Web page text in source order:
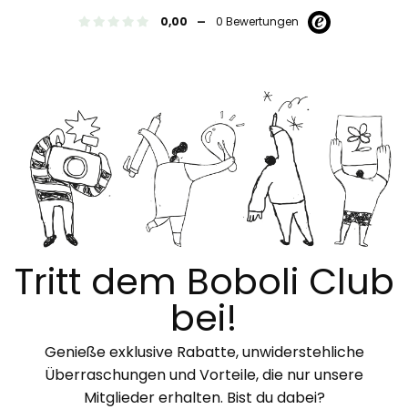
0,00 - 0 Bewertungen
Tritt dem Boboli Club
bei!
Genieße exklusive Rabatte, unwiderstehliche
Überraschungen und Vorteile, die nur unsere
Mitglieder erhalten. Bist du dabei?